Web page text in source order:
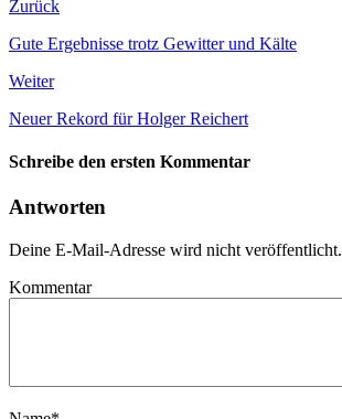
Zurück
Gute Ergebnisse trotz Gewitter und Kälte
Weiter
Neuer Rekord für Holger Reichert
Schreibe den ersten Kommentar
Antworten
Deine E-Mail-Adresse wird nicht veröffentlicht.
Kommentar